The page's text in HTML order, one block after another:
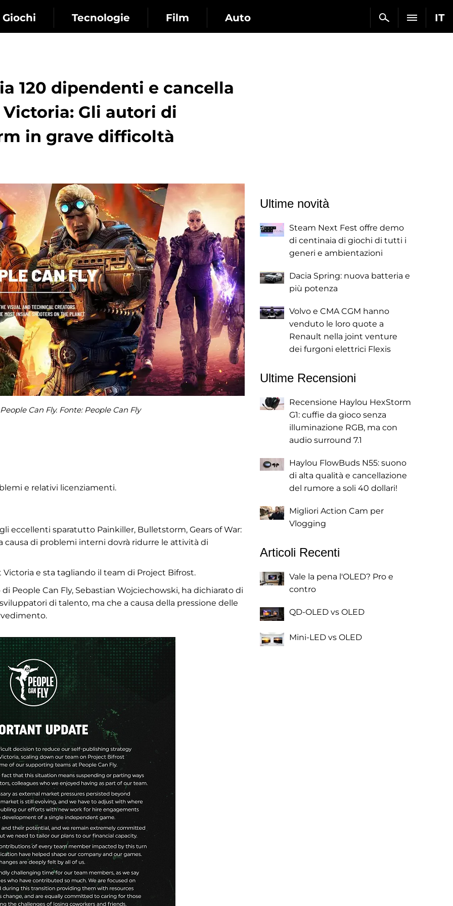
IT
Giochi Tecnologie Film Auto
120 dipendenti e cancella
Gli autori di
in grave difficoltà
Can Fly. Fonte: People Can Fly
e relativi licenziamenti.
eccellenti sparatutto Painkiller, Bulletstorm, Gears of War:
di problemi interni dovrà ridurre le attività di
e sta tagliando il team di Project Bifrost.
People Can Fly, Sebastian Wojciechowski, ha dichiarato di
di talento, ma che a causa della pressione delle
Ultime novità
Steam Next Fest offre demo
di centinaia di giochi di tutti i
generi e ambientazioni
Dacia Spring: nuova batteria e
più potenza
Volvo e CMA CGM hanno
venduto le loro quote a
Renault nella joint venture
dei furgoni elettrici Flexis
Ultime Recensioni
Recensione Haylou HexStorm
G1: cuffie da gioco senza
illuminazione RGB, ma con
audio surround 7.1
Haylou FlowBuds N55: suono
di alta qualità e cancellazione
del rumore a soli 40 dollari!
Migliori Action Cam per
Vlogging
Articoli Recenti
Vale la pena l'OLED? Pro e
contro
QD-OLED vs OLED
Mini-LED vs OLED